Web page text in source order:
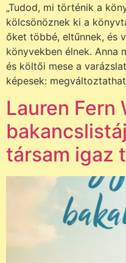
„Tudod, mi történik a
kölcsönöznek ki a
őket többé, eltűnnek, és
könyvekben élnek. Anna
és költői mese a
képesek:
Lauren Fern
társam igaz